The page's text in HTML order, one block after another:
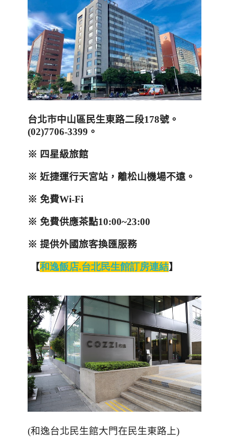
台北市中山區民生東路二段178號。
(02)7706-3399 。
※ 四星級旅館
※ 近捷運行天宮站，離松山機場不遠。
※ 免費Wi-Fi
※ 免費供應茶點10:00~23:00
※ 提供外國旅客換匯服務
【和逸飯店.台北民生館訂房連結】
(和逸台北民生館大門在民生東路上)